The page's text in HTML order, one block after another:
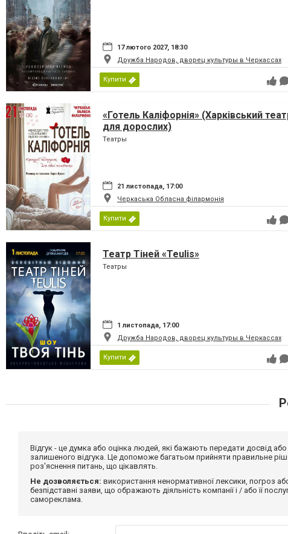
17 лютого 2027, 18:30
Дружба Народов, дворец культуры в Черкассах
Купити
«Готель Каліфорнія» (Харківський
для дорослих)
Театры
21 листопада, 17:00
Черкаська Обласна філармонія
Купити
Театр Тіней «Teulis»
Театры
1 листопада, 17:00
Дружба Народов, дворец культуры в Черкассах
Купити
Відгук - це думка або оцінка людей, які бажають передати досвід
залишеного відгука. Це допоможе багатьом прийняти правильне
роз'яснення питань, що цікавлять.
Не дозволяється: використання ненормативної лексики, погроз
безпідставні заяви, що ображають діяльність компанії і / або її
самореклама.